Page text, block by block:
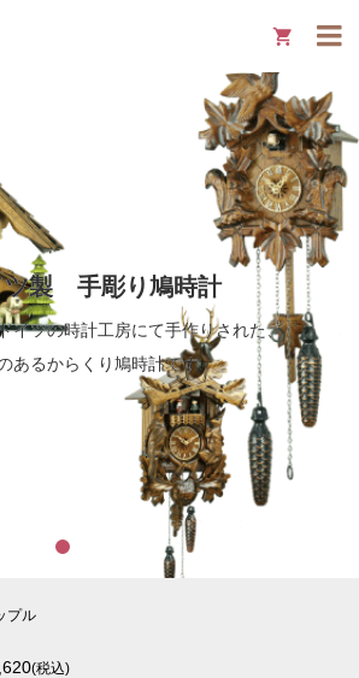

ツ製 手彫り鳩時計
イツの時計工房にて手作りされた、
あるからくり鳩時計です
1
プル
(税込)